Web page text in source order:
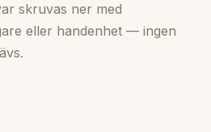
skruvas ner med
eller handenhet — ingen